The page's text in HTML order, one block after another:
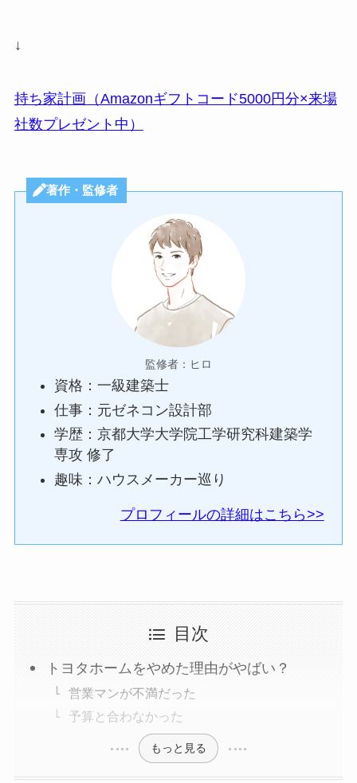
↓
持ち家計画（Amazonギフトコード5000円分×来場
社数プレゼント中）
著作・監修者
監修者：ヒロ
資格：一級建築士
仕事：元ゼネコン設計部
学歴：京都大学大学院工学研究科建築学
専攻 修了
趣味：ハウスメーカー巡り
プロフィールの詳細はこちら>>
目次
トヨタホームをやめた理由がやばい？
営業マンが不満だった
予算と合わなかった
もっと見る